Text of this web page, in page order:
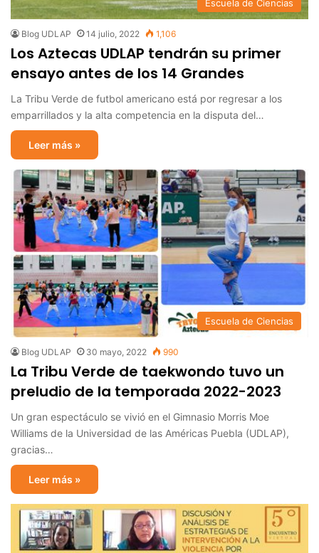
Escuela de Ciencias
Blog UDLAP 14 julio, 2022 1,106
Los Aztecas UDLAP tendrán su primer
ensayo antes de los 14 Grandes
La Tribu Verde de futbol americano está por regresar a los
emparrillados y la alta competencia en la disputa del…
Leer más »
Escuela de Ciencias
Blog UDLAP 30 mayo, 2022 990
La Tribu Verde de taekwondo tuvo un
preludio de la temporada 2022-2023
Un gran espectáculo se vivió en el Gimnasio Morris Moe
Williams de la Universidad de las Américas Puebla (UDLAP),
gracias…
Leer más »